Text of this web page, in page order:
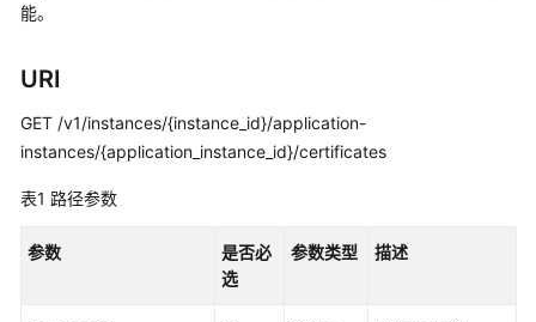
如
何
用
能。
URI
GET /v1/instances/{instance_id}/application-
instances/{application_instance_id}/certificates
表1 路径参数
参数
是否必
选
参数类型 描述